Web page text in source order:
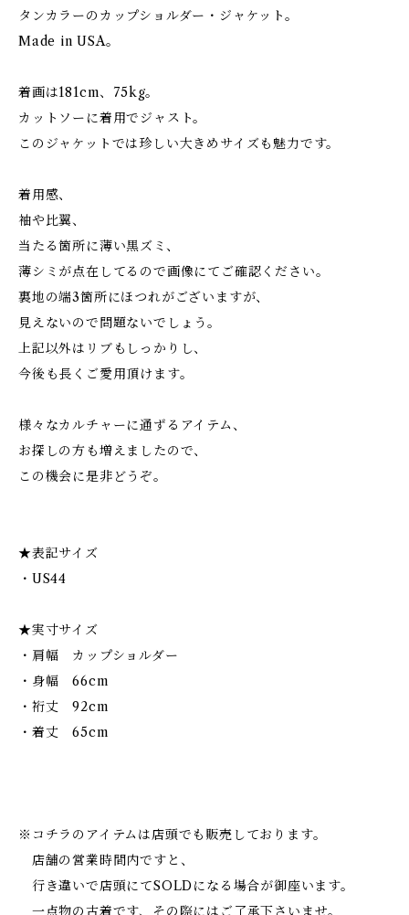
タンカラーのカップショルダー・ジャケット。
Made in USA。
着画は181cm、75kg。
カットソーに着用でジャスト。
このジャケットでは珍しい大きめサイズも魅力です。
着用感、
袖や比翼、
当たる箇所に薄い黒ズミ、
薄シミが点在してるので画像にてご確認ください。
裏地の端3箇所にほつれがございますが、
見えないので問題ないでしょう。
上記以外はリブもしっかりし、
今後も長くご愛用頂けます。
様々なカルチャーに通ずるアイテム、
お探しの方も増えましたので、
この機会に是非どうぞ。
★表記サイズ
・US44
★実寸サイズ
・肩幅 カップショルダー
・身幅 66cm
・裄丈 92cm
・着丈 65cm
※コチラのアイテムは店頭でも販売しております。
店舗の営業時間内ですと、
行き違いで店頭にてSOLDになる場合が御座います。
一点物の古着です、その際にはご了承下さいませ。